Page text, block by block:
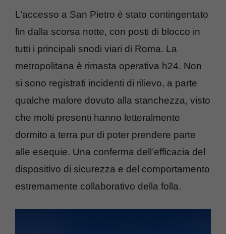
L’accesso a San Pietro è stato contingentato
fin dalla scorsa notte, con posti di blocco in
tutti i principali snodi viari di Roma. La
metropolitana è rimasta operativa h24. Non
si sono registrati incidenti di rilievo, a parte
qualche malore dovuto alla stanchezza, visto
che molti presenti hanno letteralmente
dormito a terra pur di poter prendere parte
alle esequie. Una conferma dell’efficacia del
dispositivo di sicurezza e del comportamento
estremamente collaborativo della folla.